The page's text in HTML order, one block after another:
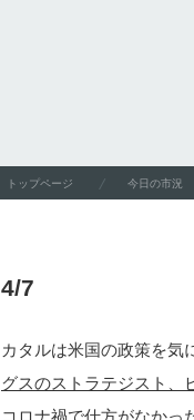
トップページ 今日の市況
4/7
カタルは米国の政策を気
グスのストラテジスト、
コロナ禍で仕方がなか